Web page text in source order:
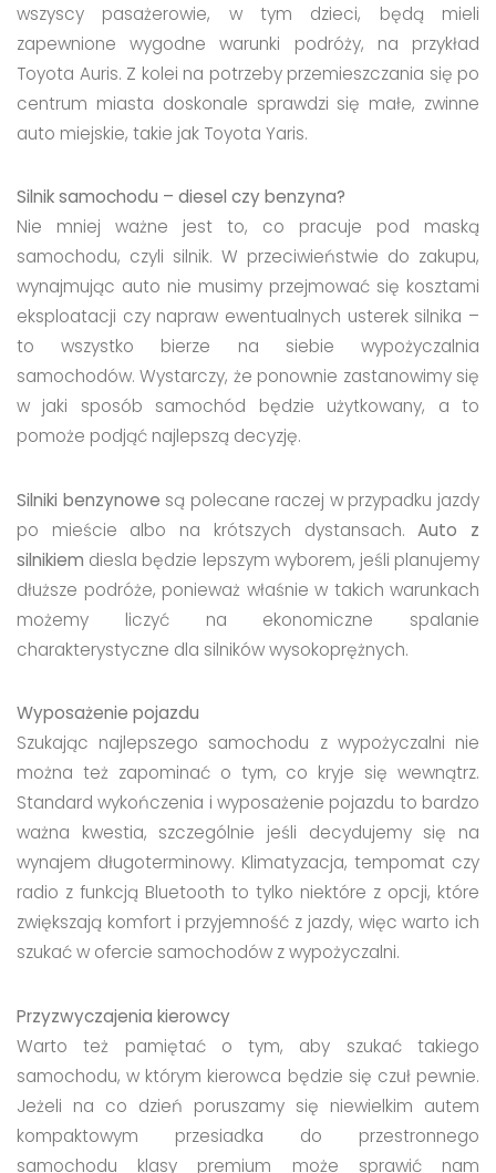
wszyscy pasażerowie, w tym dzieci, będą mieli
zapewnione wygodne warunki podróży, na przykład
Toyota Auris. Z kolei na potrzeby przemieszczania się po
centrum miasta doskonale sprawdzi się małe, zwinne
auto miejskie, takie jak Toyota Yaris.
Silnik samochodu – diesel czy benzyna?
Nie mniej ważne jest to, co pracuje pod maską
samochodu, czyli silnik. W przeciwieństwie do zakupu,
wynajmując auto nie musimy przejmować się kosztami
eksploatacji czy napraw ewentualnych usterek silnika –
to wszystko bierze na siebie wypożyczalnia
samochodów. Wystarczy, że ponownie zastanowimy się
w jaki sposób samochód będzie użytkowany, a to
pomoże podjąć najlepszą decyzję.
Silniki benzynowe są polecane raczej w przypadku jazdy
po mieście albo na krótszych dystansach.Auto z
silnikiem diesla będzie lepszym wyborem, jeśli planujemy
dłuższe podróże, ponieważ właśnie w takich warunkach
możemy liczyć na ekonomiczne spalanie
charakterystyczne dla silników wysokoprężnych.
Wyposażenie pojazdu
Szukając najlepszego samochodu z wypożyczalni nie
można też zapominać o tym, co kryje się wewnątrz.
Standard wykończenia i wyposażenie pojazdu to bardzo
ważna kwestia, szczególnie jeśli decydujemy się na
wynajem długoterminowy. Klimatyzacja, tempomat czy
radio z funkcją Bluetooth to tylko niektóre z opcji, które
zwiększają komfort i przyjemność z jazdy, więc warto ich
szukać w ofercie samochodów z wypożyczalni.
Przyzwyczajenia kierowcy
Warto też pamiętać o tym, aby szukać takiego
samochodu, w którym kierowca będzie się czuł pewnie.
Jeżeli na co dzień poruszamy się niewielkim autem
kompaktowym przesiadka do przestronnego
samochodu klasy premium może sprawić nam